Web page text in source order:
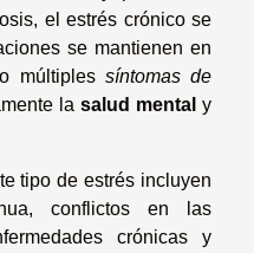
el estrés crónico se
se mantienen en
múltiples síntomas de
la salud mental y
tipo de estrés incluyen
conflictos en las
crónicas y